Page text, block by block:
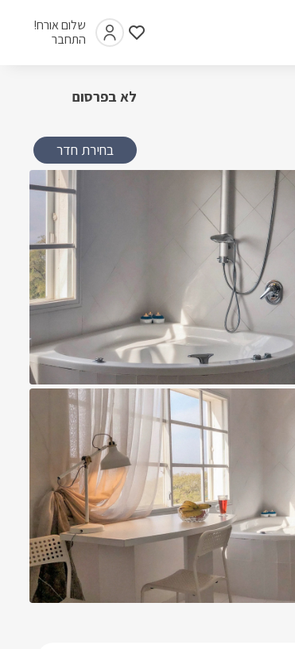
שלום אורח!
התחבר
לא בפרסום
בחירת חדר